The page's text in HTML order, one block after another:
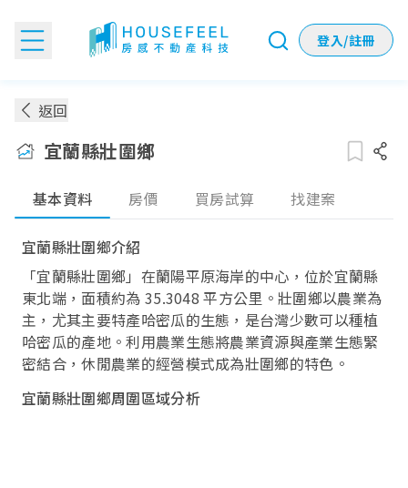
登入/註冊
返回
宜蘭縣壯圍鄉
基本資料 房價 買房試算 找建案
宜蘭縣壯圍鄉介紹
「宜蘭縣壯圍鄉」在蘭陽平原海岸的中心，位於宜蘭縣
東北端，面積約為 35.3048 平方公里。壯圍鄉以農業為
主，尤其主要特產哈密瓜的生態，是台灣少數可以種植
哈密瓜的產地。利用農業生態將農業資源與產業生態緊
密結合，休閒農業的經營模式成為壯圍鄉的特色。
宜蘭縣壯圍鄉周圍區域分析